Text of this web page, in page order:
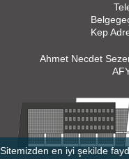
Sitemizden en iyi şekilde
Kep
Ahmet Necdet